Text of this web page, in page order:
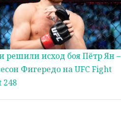
решили исход боя Пётр Ян –
Фигередо на UFC Fight
248